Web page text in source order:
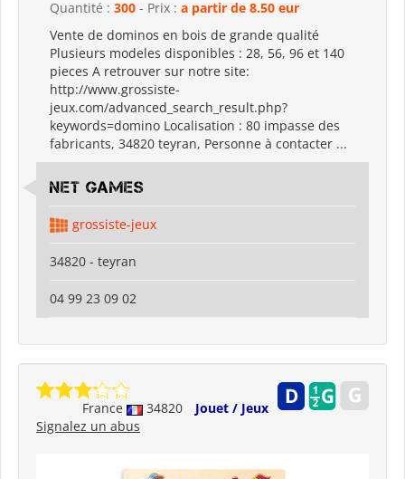
Quantité : 300 - Prix : a partir de 8.50 eur
Vente de dominos en bois de grande qualité
Plusieurs modeles disponibles : 28, 56, 96 et 140
pieces A retrouver sur notre site:
http://www.grossiste-
jeux.com/advanced_search_result.php?
keywords=domino Localisation : 80 impasse des
fabricants, 34820 teyran, Personne à contacter ...
Net Games
grossiste-jeux
34820 - teyran
04 99 23 09 02
France 34820
Jouet / Jeux
Signalez un abus